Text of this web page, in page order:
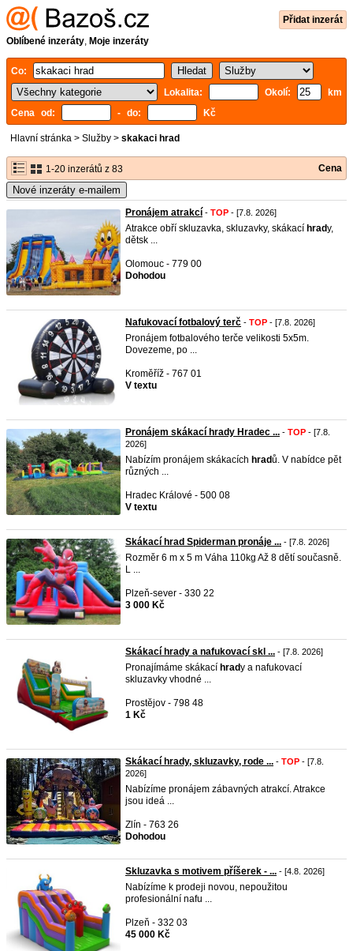
Přidat inzerát
Oblíbené inzeráty, Moje inzeráty
Co:
Lokalita:
Okolí:
km
Cena od:
- do: Kč
Hlavní stránka > Služby > skakaci hrad
1-20 inzerátů z 83 Cena
Nové inzeráty e-mailem
Pronájem atrakcí - TOP - [7.8. 2026]
Atrakce obří skluzavka, skluzavky, skákací hrady,
dětsk ...
Olomouc - 779 00
Dohodou
Nafukovací fotbalový terč - TOP - [7.8. 2026]
Pronájem fotbalového terče velikosti 5x5m.
Dovezeme, po ...
Kroměříž - 767 01
V textu
Pronájem skákací hrady Hradec ... - TOP - [7.8.
2026]
Nabízím pronájem skákacích hradů. V nabídce pět
různých ...
Hradec Králové - 500 08
V textu
Skákací hrad Spiderman pronáje ... - [7.8. 2026]
Rozměr 6 m x 5 m Váha 110kg Až 8 dětí současně.
L ...
Plzeň-sever - 330 22
3 000 Kč
Skákací hrady a nafukovací skl ... - [7.8. 2026]
Pronajímáme skákací hrady a nafukovací
skluzavky vhodné ...
Prostějov - 798 48
1 Kč
Skákací hrady, skluzavky, rode ... - TOP - [7.8.
2026]
Nabízíme pronájem zábavných atrakcí. Atrakce
jsou ideá ...
Zlín - 763 26
Dohodou
Skluzavka s motivem příšerek - ... - [4.8. 2026]
Nabízíme k prodeji novou, nepoužitou
profesionální nafu ...
Plzeň - 332 03
45 000 Kč